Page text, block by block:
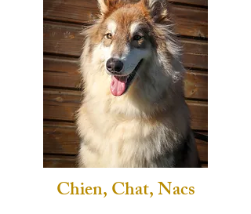
Chien, Chat, Nacs